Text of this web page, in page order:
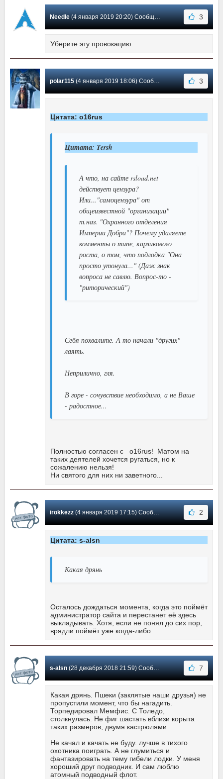
Needle(4 января 2019 20:20) Сообщение #15 3
Уберите эту провокацию
polar115(4 января 2019 18:06) Сообщение #14 3
Цитата: o16rus
Цитата: Tersh
А что, на сайте rsload.net
действует цензура?
Или..."самоцензура" от
общеизвестной "организации"
т.наз. "Охранного отделения
Империи Добра"? Почему удаляете
комменты о типе, карликового
роста, о том, что подлодка "Она
просто утонула..." (Даж знак
вопроса не савлю. Вопрос-то -
"риторический")
Себя похвалите. А то начали "других"
лаять.
Неприлично, гля.
В горе - сочувствие необходимо, а не Ваше
- радостное...
Полностью согласен с o16rus! Матом на
таких деятелей хочется ругаться, но к
сожалению нельзя!
Ни святого для них ни заветного...
irokkezz(4 января 2019 17:15) Сообщение #13 2
Цитата: s-alsn
Какая дрянь
Осталось дождаться момента, когда это поймёт
администратор сайта и перестанет её здесь
выкладывать. Хотя, если не понял до сих пор,
врядли поймёт уже когда-либо.
s-alsn(28 декабря 2018 21:59) Сообщение #12 7
Какая дрянь. Пшеки (заклятые наши друзья) не
пропустили момент, что бы нагадить.
Торпедировал Мемфис. С Толедо,
столкнулась. Не фиг шастать вблизи корыта
таких размеров, двумя кастрюлями.
Не качал и качать не буду. лучше в тихого
охотника поиграть. А не глумиться и
фантазировать на тему гибели лодки. У меня
хороший друг подводник. И сам люблю
атомный подводный флот.